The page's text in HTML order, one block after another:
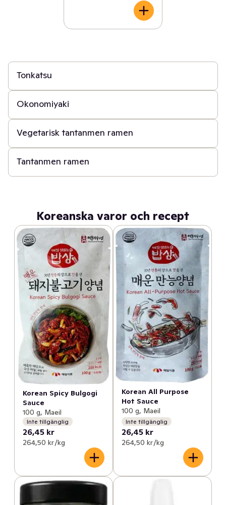
Tonkatsu
30 min
Okonomiyaki
30 min
Vegetarisk tantanmen ramen
30 min
Tantanmen ramen
Koreanska varor och recept
Korean Spicy Bulgogi
Sauce
100 g, Maeil
Inte tillgänglig
26,45 kr
264,50 kr /kg
Korean All Purpose
Hot Sauce
100 g, Maeil
Inte tillgänglig
26,45 kr
264,50 kr /kg